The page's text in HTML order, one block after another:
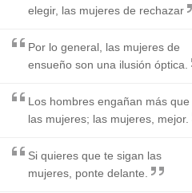
elegir, las mujeres de rechazar
Por lo general, las mujeres de
ensueño son una ilusión óptica.
Los hombres engañan más que
las mujeres; las mujeres, mejor.
Si quieres que te sigan las
mujeres, ponte delante.